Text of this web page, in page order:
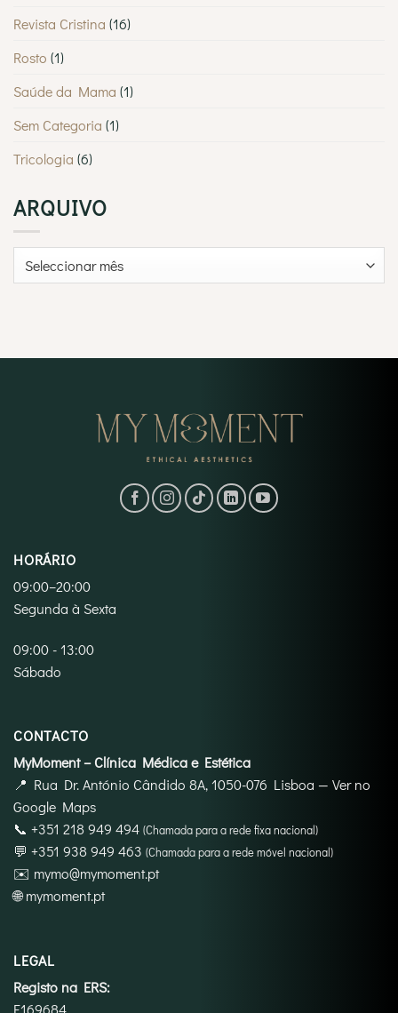
Revista Cristina (16)
Rosto (1)
Saúde da Mama (1)
Sem Categoria (1)
Tricologia (6)
ARQUIVO
Arquivo
HORÁRIO
09:00–20:00
Segunda à Sexta
09:00 - 13:00
Sábado
CONTACTO
MyMoment – Clínica Médica e Estética
📍 Rua Dr. António Cândido 8A, 1050-076 Lisboa — Ver no
Google Maps
📞 +351 218 949 494 (Chamada para a rede fixa nacional)
💬 +351 938 949 463 (Chamada para a rede móvel nacional)
✉️ mymo@mymoment.pt
🌐mymoment.pt
LEGAL
Registo na ERS:
E169684